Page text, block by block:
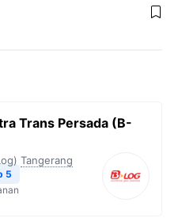
Trans Persada (B-
Tangerang
5